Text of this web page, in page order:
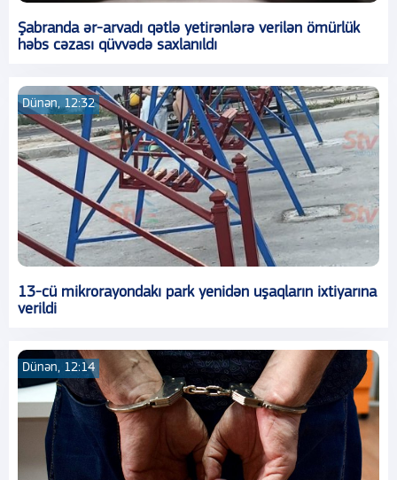
Şabranda ər-arvadı qətlə yetirənlərə verilən ömürlük
həbs cəzası qüvvədə saxlanıldı
Dünən, 12:32
13-cü mikrorayondakı park yenidən uşaqların ixtiyarına
verildi
Dünən, 12:14